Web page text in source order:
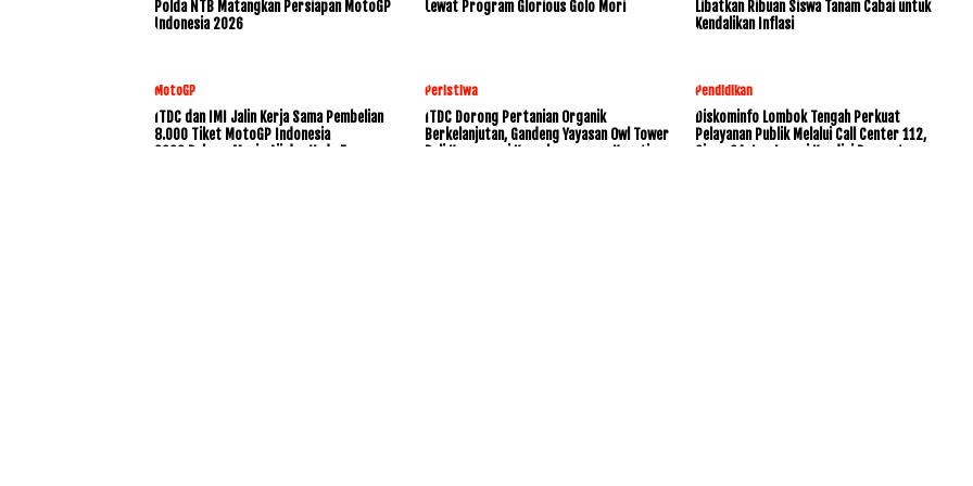
Polda NTB Matangkan Persiapan MotoGP
Indonesia 2026
Lewat Program Glorious Golo Mori
Libatkan Ribuan Siswa Tanam Cabai untuk
Kendalikan Inflasi
MotoGP
ITDC dan IMI Jalin Kerja Sama Pembelian
8.000 Tiket MotoGP Indonesia
2026,Dukung Mario Aji dan Veda Ega
Peristiwa
ITDC Dorong Pertanian Organik
Berkelanjutan, Gandeng Yayasan Owl Tower
Bali Konservasi Keanekaragaman Hayati
Pendidikan
Diskominfo Lombok Tengah Perkuat
Pelayanan Publik Melalui Call Center 112,
Siaga 24 Jam Layani Kondisi Darurat